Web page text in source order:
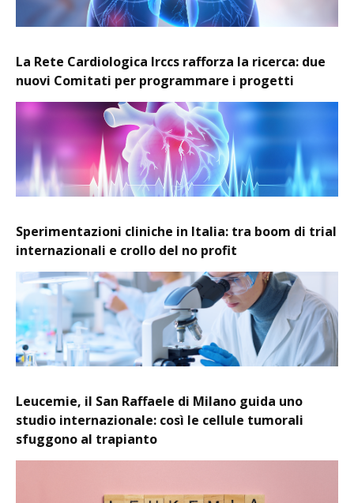
La Rete Cardiologica Irccs rafforza la ricerca: due
nuovi Comitati per programmare i progetti
Sperimentazioni cliniche in Italia: tra boom di trial
internazionali e crollo del no profit
Leucemie, il San Raffaele di Milano guida uno
studio internazionale: così le cellule tumorali
sfuggono al trapianto